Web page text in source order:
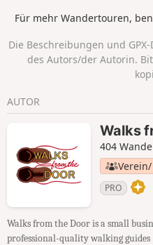
Für mehr Wandertouren,
Die Beschreibungen und
des Autors/der Autorin.
AUTOR
Walks
404
PRO
Walks from the Door is a small
professional-quality walking